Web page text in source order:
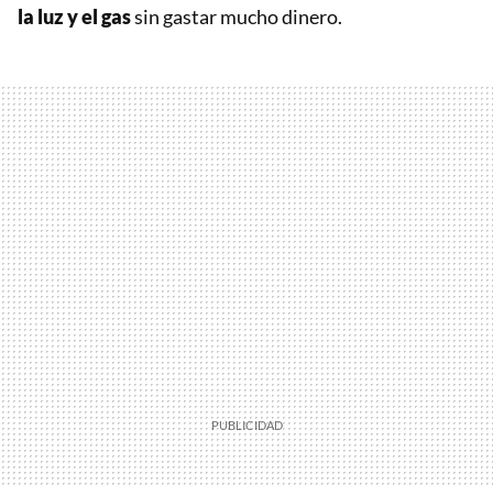
la luz y el gassin gastar mucho dinero.